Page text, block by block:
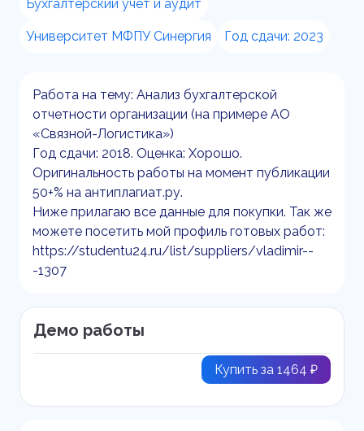
Бухгалтерский учет и аудит
Университет МФПУ Синергия Год сдачи: 2023
Работа на тему: Анализ бухгалтерской
отчетности организации (на примере АО
«Связной-Логистика»)
Год сдачи: 2018. Оценка: Хорошо.
Оригинальность работы на момент публикации
50+% на антиплагиат.ру.
Ниже прилагаю все данные для покупки. Так же
можете посетить мой профиль готовых работ:
https://studentu24.ru/list/suppliers/vladimir--
-1307
Демо работы
Купить за 1464 ₽